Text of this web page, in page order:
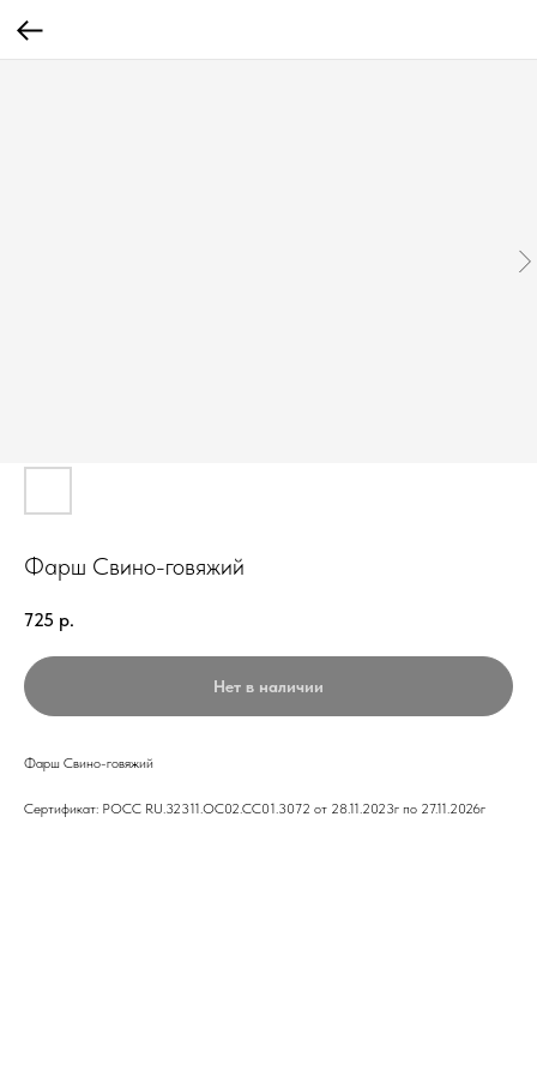
Фарш Свино-говяжий
725 р.
Нет в наличии
Фарш Свино-говяжий
Сертификат: РОСС RU.32311.ОС02.СС01.3072 от 28.11.2023г по 27.11.2026г